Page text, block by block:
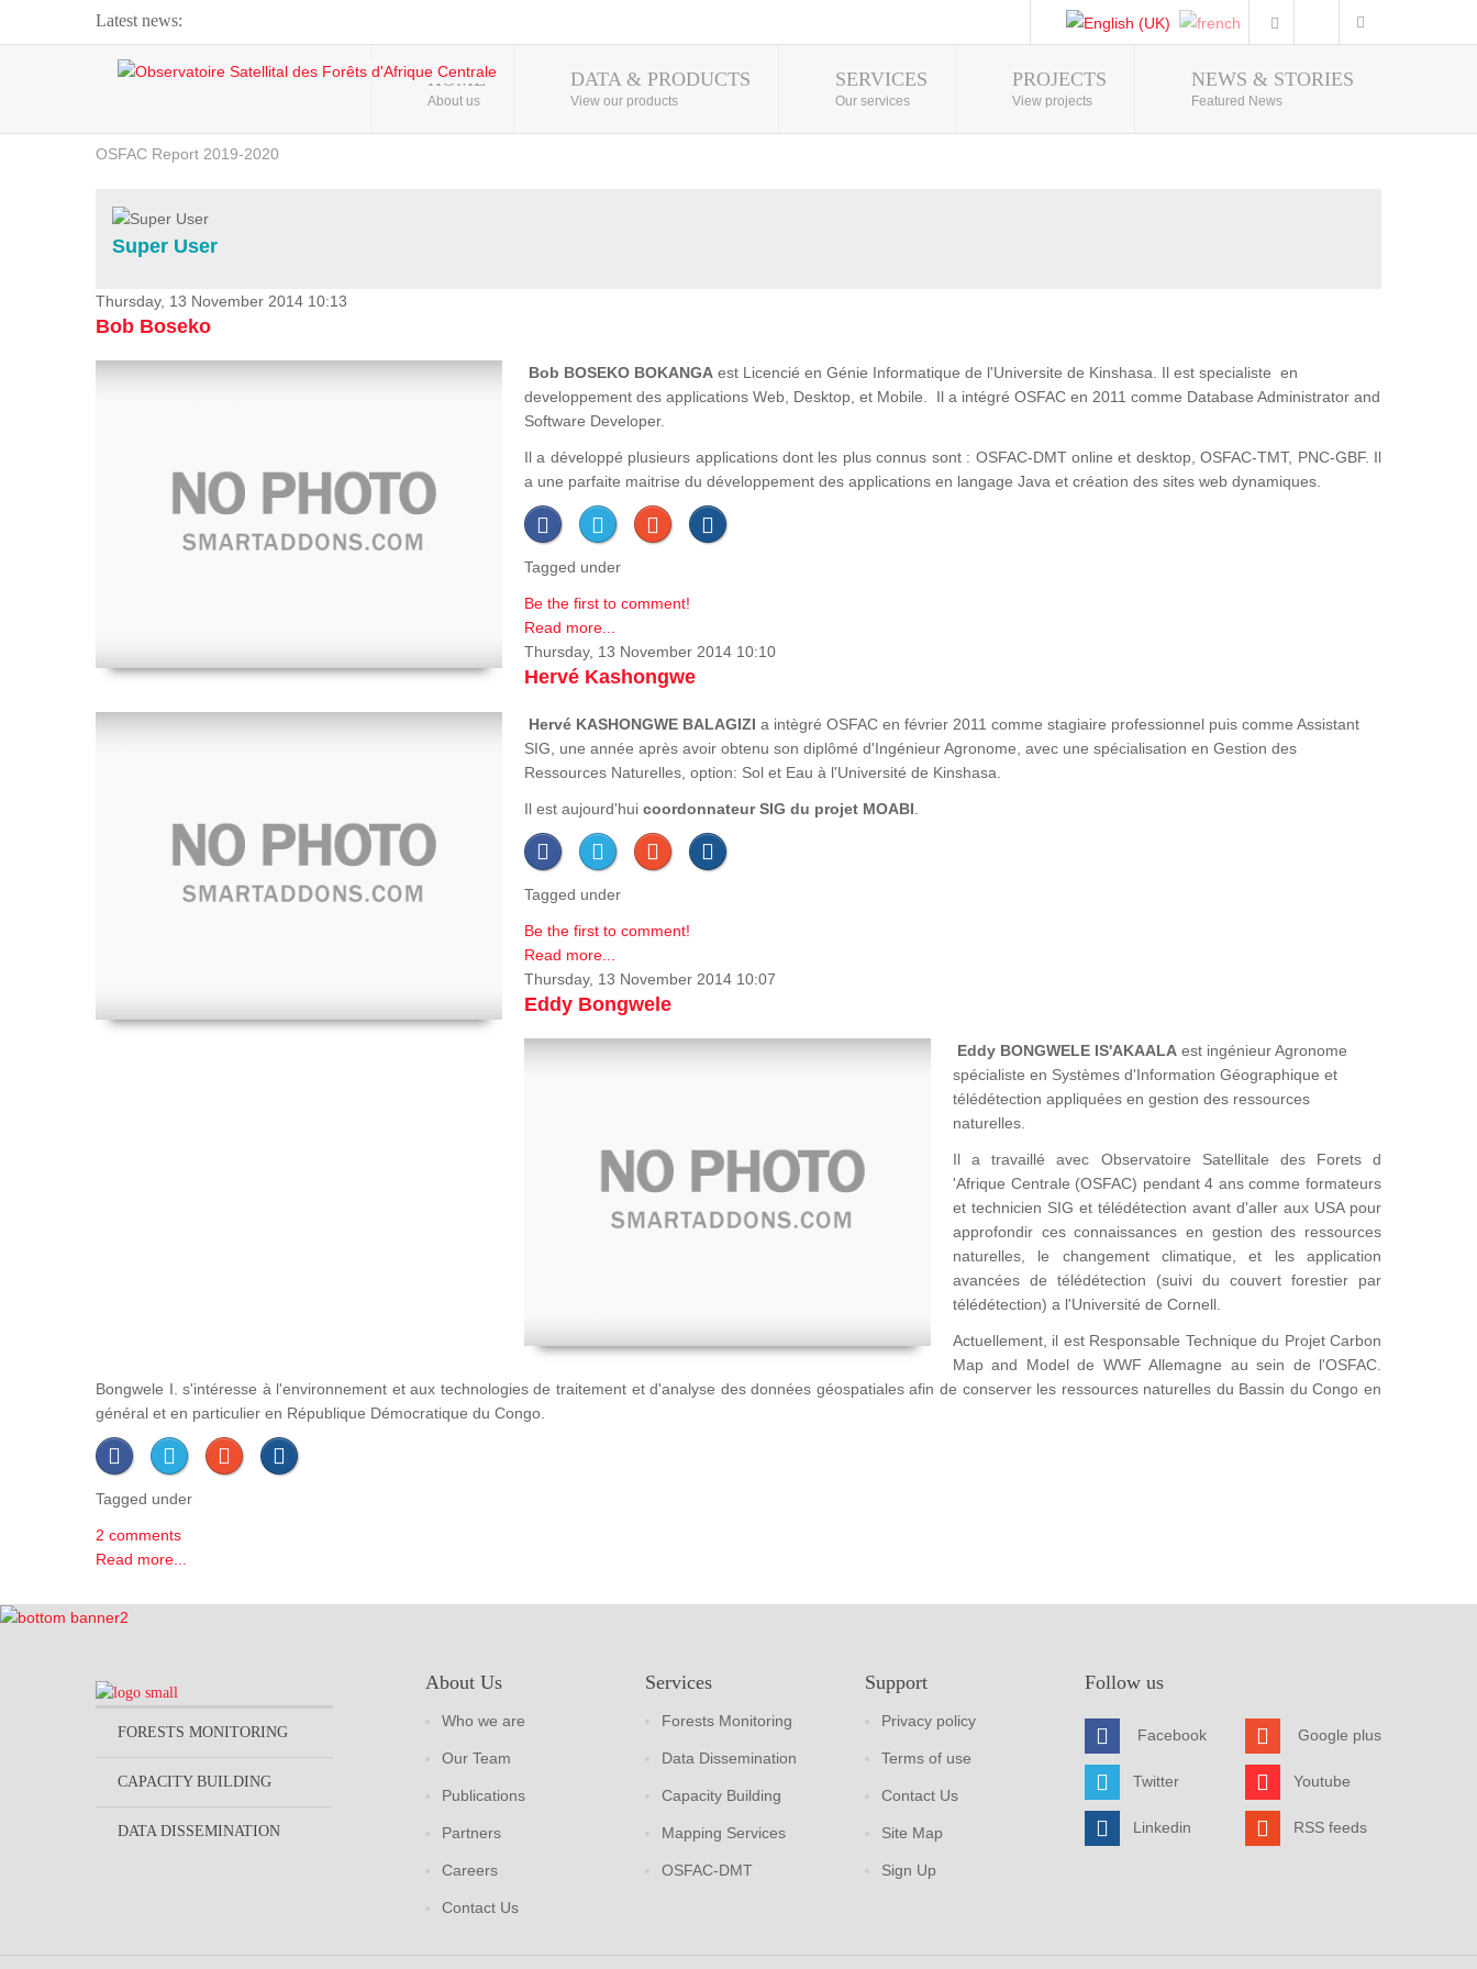
Latest news:
Webinar about Large Scale Monitoring and Land ...
OSFAC Video - Addressing climate change from the ...
OSFAC Report 2019-2020
Flooding and Erosion in Kinshasa - Open Cities ...
Photo Gallery
HOME
About us
DATA & PRODUCTS
View our products
SERVICES
Our services
PROJECTS
View projects
NEWS & STORIES
Featured News
Super User
Thursday, 13 November 2014 10:13
Bob Boseko
Bob BOSEKO BOKANGA est Licencié en Génie Informatique de l'Universite de Kinshasa. Il est specialiste en
developpement des applications Web, Desktop, et Mobile. Il a intégré OSFAC en 2011 comme Database Administrator and
Software Developer.
Il a développé plusieurs applications dont les plus connus sont : OSFAC-DMT online et desktop, OSFAC-TMT, PNC-GBF. Il
a une parfaite maitrise du développement des applications en langage Java et création des sites web dynamiques.
Tagged under
Be the first to comment!
Read more...
Thursday, 13 November 2014 10:10
Hervé Kashongwe
Hervé KASHONGWE BALAGIZI a intègré OSFAC en février 2011 comme stagiaire professionnel puis comme Assistant
SIG, une année après avoir obtenu son diplômé d'Ingénieur Agronome, avec une spécialisation en Gestion des
Ressources Naturelles, option: Sol et Eau à l'Université de Kinshasa.
Il est aujourd'hui coordonnateur SIG du projet MOABI
Tagged under
Be the first to comment!
Read more...
Thursday, 13 November 2014 10:07
Eddy Bongwele
Eddy BONGWELE IS'AKAALA est ingénieur Agronome
spécialiste en Systèmes d'Information Géographique et
télédétection appliquées en gestion des ressources
naturelles.
Il a travaillé avec Observatoire Satellitale des Forets d
'Afrique Centrale (OSFAC) pendant 4 ans comme formateurs
et technicien SIG et télédétection avant d'aller aux USA pour
approfondir ces connaissances en gestion des ressources
naturelles, le changement climatique, et les application
avancées de télédétection (suivi du couvert forestier par
télédétection) a l'Université de Cornell.
Actuellement, il est Responsable Technique du Projet Carbon
Map and Model de WWF Allemagne au sein de l'OSFAC.
Bongwele I. s'intéresse à l'environnement et aux technologies de traitement et d'analyse des données géospatiales afin de conserver les ressources naturelles du Bassin du Congo en
général et en particulier en République Démocratique du Congo.
Tagged under
2 comments
Read more...
FORESTS MONITORING
CAPACITY BUILDING
DATA DISSEMINATION
About Us
Who we are
Our Team
Publications
Partners
Careers
Contact Us
Services
Forests Monitoring
Data Dissemination
Capacity Building
Mapping Services
OSFAC-DMT
Support
Privacy policy
Terms of use
Contact Us
Site Map
Sign Up
Follow us
Facebook
Twitter
Linkedin
Google plus
Youtube
RSS feeds